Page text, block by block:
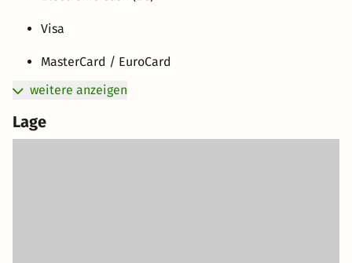
Visa
MasterCard / EuroCard
weitere anzeigen
Lage